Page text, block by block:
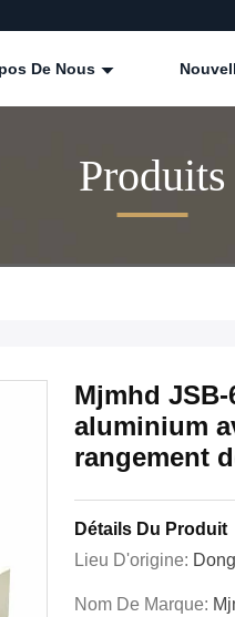
De Nous
Produits
Mjmhd
aluminium
rangement
Détails Du Produit
Lieu D'origine:
Nom De Marque: